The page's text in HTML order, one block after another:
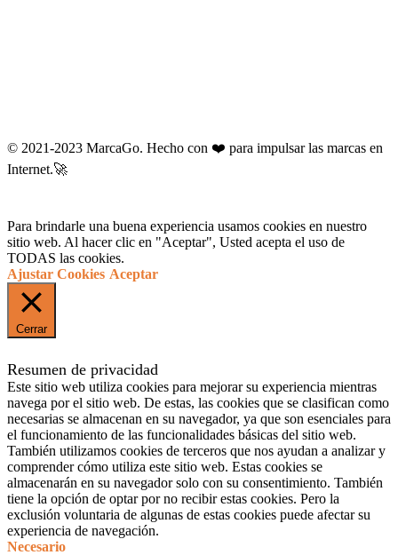
© 2021-2023 MarcaGo. Hecho con ❤️ para impulsar las marcas en
Internet.🚀
Para brindarle una buena experiencia usamos cookies en nuestro
sitio web. Al hacer clic en "Aceptar", Usted acepta el uso de
TODAS las cookies.
Ajustar Cookies Aceptar
Cerrar
Resumen de privacidad
Este sitio web utiliza cookies para mejorar su experiencia mientras
navega por el sitio web. De estas, las cookies que se clasifican como
necesarias se almacenan en su navegador, ya que son esenciales para
el funcionamiento de las funcionalidades básicas del sitio web.
También utilizamos cookies de terceros que nos ayudan a analizar y
comprender cómo utiliza este sitio web. Estas cookies se
almacenarán en su navegador solo con su consentimiento. También
tiene la opción de optar por no recibir estas cookies. Pero la
exclusión voluntaria de algunas de estas cookies puede afectar su
experiencia de navegación.
Necesario